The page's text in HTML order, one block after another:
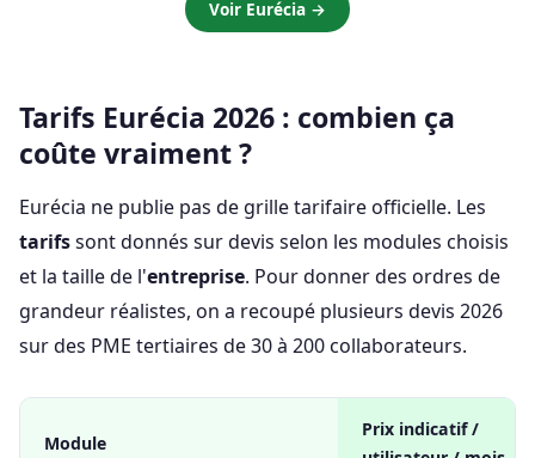
Voir Eurécia →
Tarifs Eurécia 2026 : combien ça
coûte vraiment ?
Eurécia ne publie pas de grille tarifaire officielle. Les
tarifssont donnés sur devis selon les modules choisis
et la taille de l'entreprise. Pour donner des ordres de
grandeur réalistes, on a recoupé plusieurs devis 2026
sur des PME tertiaires de 30 à 200 collaborateurs.
Module
Prix indicatif /